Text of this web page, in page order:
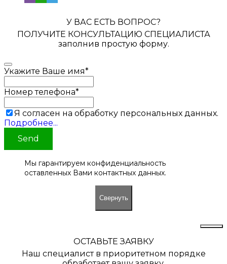
У ВАС ЕСТЬ ВОПРОС?
ПОЛУЧИТЕ КОНСУЛЬТАЦИЮ СПЕЦИАЛИСТА
заполнив простую форму.
Укажите Ваше имя*
Номер телефона*
Я согласен на обработку персональных данных.
Подробнее...
Send
Мы гарантируем конфиденциальность
оставленных Вами контактных данных.
Свернуть
ОСТАВЬТЕ ЗАЯВКУ
Наш специалист в приоритетном порядке